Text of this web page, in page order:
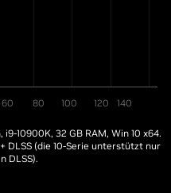
60 80 100 120 140
10900K, 32 GB RAM, Win 10 x64.
DLSS (die 10-Serie unterstützt nur
DLSS).